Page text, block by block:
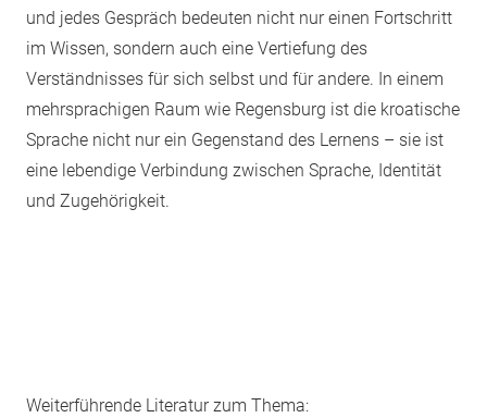
und jedes Gespräch bedeuten nicht nur einen Fortschritt
im Wissen, sondern auch eine Vertiefung des
Verständnisses für sich selbst und für andere. In einem
mehrsprachigen Raum wie Regensburg ist die kroatische
Sprache nicht nur ein Gegenstand des Lernens – sie ist
eine lebendige Verbindung zwischen Sprache, Identität
und Zugehörigkeit.
Weiterführende Literatur zum Thema: